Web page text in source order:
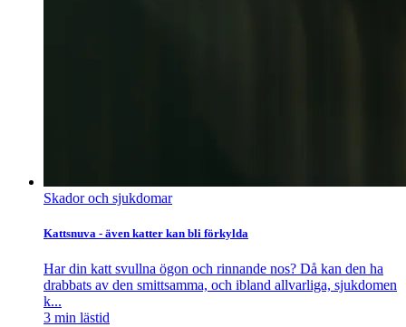
Skador och sjukdomar
Kattsnuva - även katter kan bli förkylda
Har din katt svullna ögon och rinnande nos? Då kan den ha
drabbats av den smittsamma, och ibland allvarliga, sjukdomen
k...
3 min lästid